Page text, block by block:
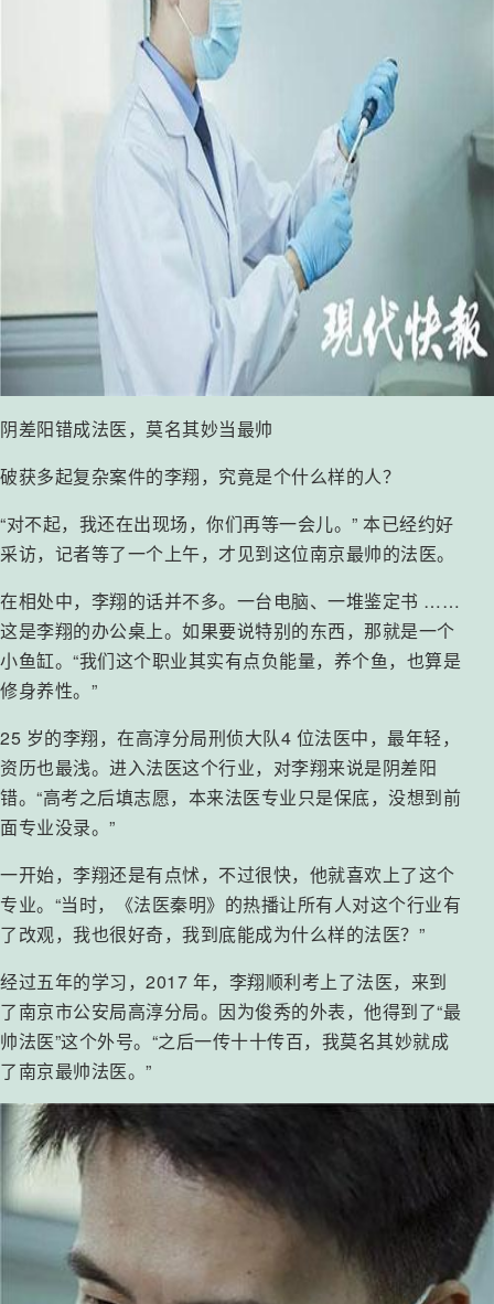
阴差阳错成法医，莫名其妙当最帅
破获多起复杂案件的李翔，究竟是个什么样的人？
“对不起，我还在出现场，你们再等一会儿。” 本已经约好
采访，记者等了一个上午，才见到这位南京最帅的法医。
在相处中，李翔的话并不多。一台电脑、一堆鉴定书 ……
这是李翔的办公桌上。如果要说特别的东西，那就是一个
小鱼缸。“我们这个职业其实有点负能量，养个鱼，也算是
修身养性。”
25 岁的李翔，在高淳分局刑侦大队4 位法医中，最年轻，
资历也最浅。进入法医这个行业，对李翔来说是阴差阳
错。“高考之后填志愿，本来法医专业只是保底，没想到前
面专业没录。”
一开始，李翔还是有点怵，不过很快，他就喜欢上了这个
专业。“当时，《法医秦明》的热播让所有人对这个行业有
了改观，我也很好奇，我到底能成为什么样的法医？”
经过五年的学习，2017 年，李翔顺利考上了法医，来到
了南京市公安局高淳分局。因为俊秀的外表，他得到了“最
帅法医”这个外号。“之后一传十十传百，我莫名其妙就成
了南京最帅法医。”